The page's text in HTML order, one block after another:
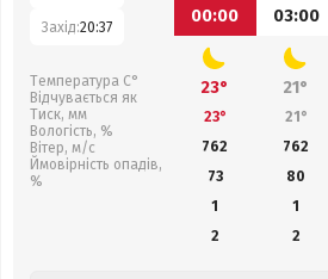
Захід:20:37
Температура С°
Відчувається як
Тиск, мм
Вологість, %
Вітер, м/с
Ймовірність опадів,
%
00:00
03:00
23° 21°
23° 21°
762
762
73
80
1
1
2
2